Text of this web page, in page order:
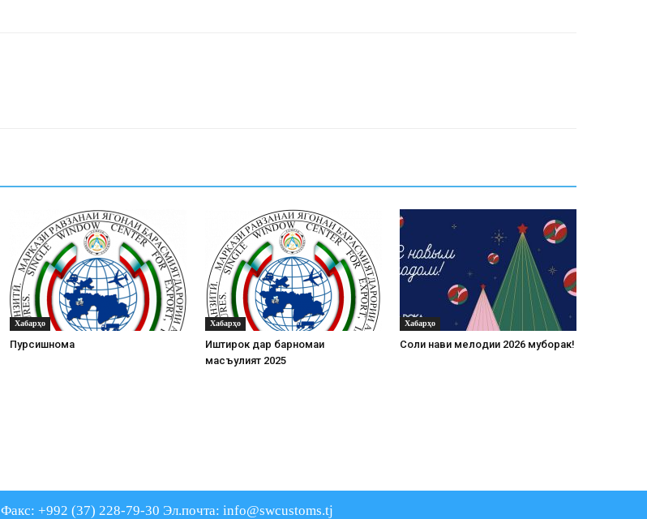
Хабарҳо
Пурсишнома
Хабарҳо
Иштирок дар барномаи
масъулият 2025
Хабарҳо
Соли нави мелодии 2026 муборак!
Факс: +992 (37) 228-79-30 Эл.почта: info@swcustoms.tj